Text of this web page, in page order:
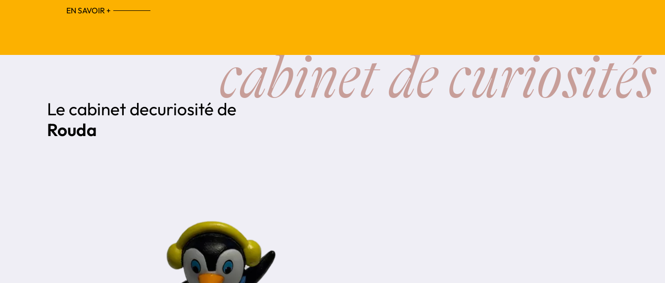
EN SAVOIR +
Le cabinet decuriosité de
Rouda
cabinet de curiosités